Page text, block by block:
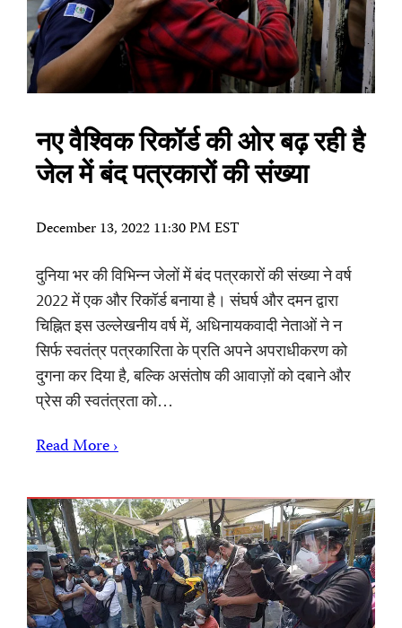
नए वैश्विक रिकॉर्ड की ओर बढ़ रही है
जेल में बंद पत्रकारों की संख्या
December 13, 2022 11:30 PM EST
दुनिया भर की विभिन्न जेलों में बंद पत्रकारों की संख्या ने वर्ष
2022 में एक और रिकॉर्ड बनाया है। संघर्ष और दमन द्वारा
चिह्नित इस उल्लेखनीय वर्ष में, अधिनायकवादी नेताओं ने न
सिर्फ स्वतंत्र पत्रकारिता के प्रति अपने अपराधीकरण को
दुगना कर दिया है, बल्कि असंतोष की आवाज़ों को दबाने और
प्रेस की स्वतंत्रता को…
Read More ›